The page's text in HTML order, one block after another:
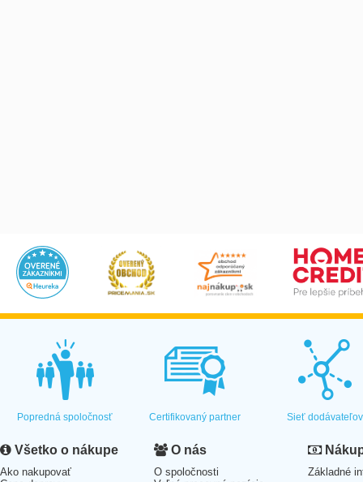
Popredná spoločnosť Certifikovaný partner Sieť dodávateľov
Všetko o nákupe
Ako nakupovať
O nás
O spoločnosti
Základné